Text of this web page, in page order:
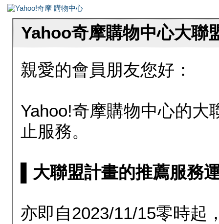
Yahoo奇摩購物中心大聯
親愛的會員朋友您好：
Yahoo!奇摩購物中心的大
止服務。
▌大聯盟計畫的推薦服務
亦即自2023/11/15零時起